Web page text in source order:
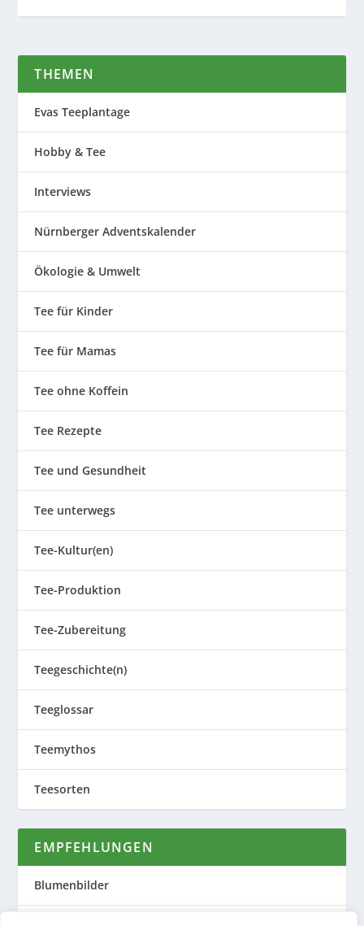
THEMEN
Evas Teeplantage
Hobby & Tee
Interviews
Nürnberger Adventskalender
Ökologie & Umwelt
Tee für Kinder
Tee für Mamas
Tee ohne Koffein
Tee Rezepte
Tee und Gesundheit
Tee unterwegs
Tee-Kultur(en)
Tee-Produktion
Tee-Zubereitung
Teegeschichte(n)
Teeglossar
Teemythos
Teesorten
EMPFEHLUNGEN
Blumenbilder